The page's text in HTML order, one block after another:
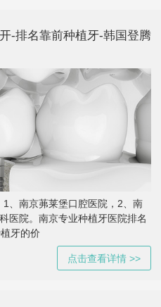
-排名靠前种植牙-韩国登腾
、南京茀莱堡口腔医院，2、南
医院。南京专业种植牙医院排名
牙的价
点击查看详情 >>